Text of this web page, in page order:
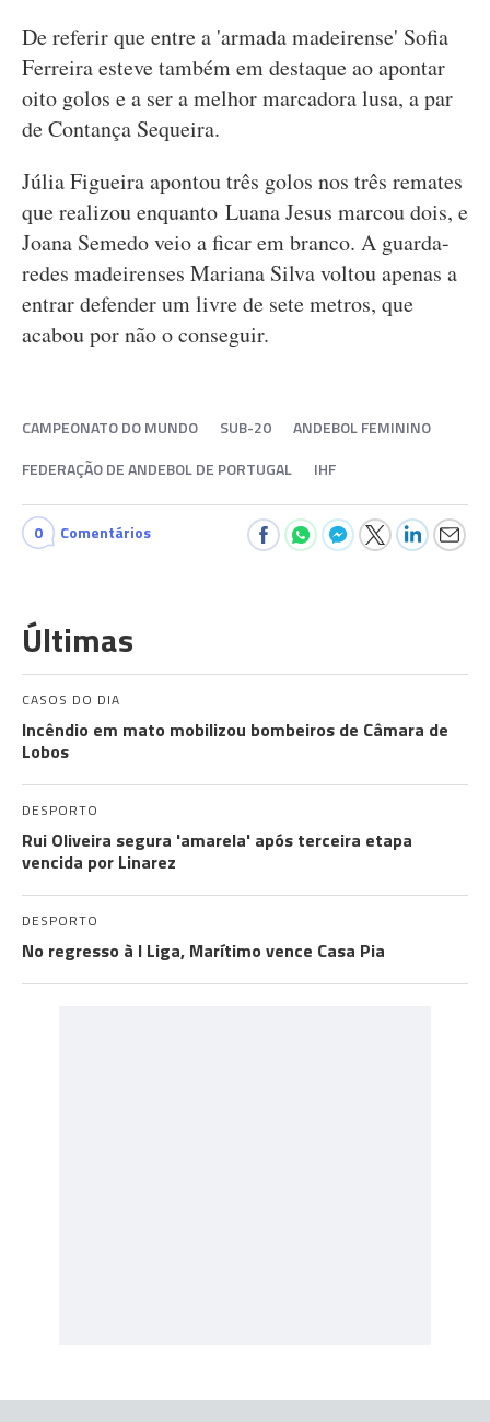
De referir que entre a 'armada madeirense' Sofia
Ferreira esteve também em destaque ao apontar
oito golos e a ser a melhor marcadora lusa, a par
de Contança Sequeira.
Júlia Figueira apontou três golos nos três remates
que realizou enquanto Luana Jesus marcou dois, e
Joana Semedo veio a ficar em branco. A guarda-
redes madeirenses Mariana Silva voltou apenas a
entrar defender um livre de sete metros, que
acabou por não o conseguir.
CAMPEONATO DO MUNDO SUB-20
ANDEBOL FEMININO
FEDERAÇÃO DE ANDEBOL DE PORTUGAL
IHF
0 Comentários
Últimas
CASOS DO DIA
Incêndio em mato mobilizou bombeiros de Câmara de
Lobos
DESPORTO
Rui Oliveira segura 'amarela' após terceira etapa
vencida por Linarez
DESPORTO
No regresso à I Liga, Marítimo vence Casa Pia